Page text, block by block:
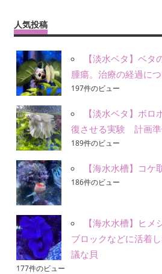
人気投稿
【淡水ベタ】ベ
腫瘍。治療の経過に
197件のビュー
【淡水ベタ】ボ
復させる実験 計画
189件のビュー
【海水水槽】コ
186件のビュー
【海水水槽】ヒ
ブロックなどに活着
議な貝
177件のビュー